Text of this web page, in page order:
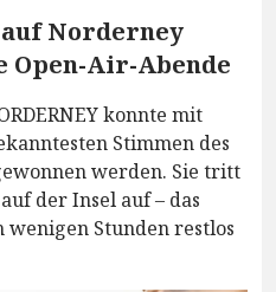
Norderney
Open-Air-Abende
konnte mit
Stimmen des
werden. Sie tritt
der Insel auf – das
Stunden restlos